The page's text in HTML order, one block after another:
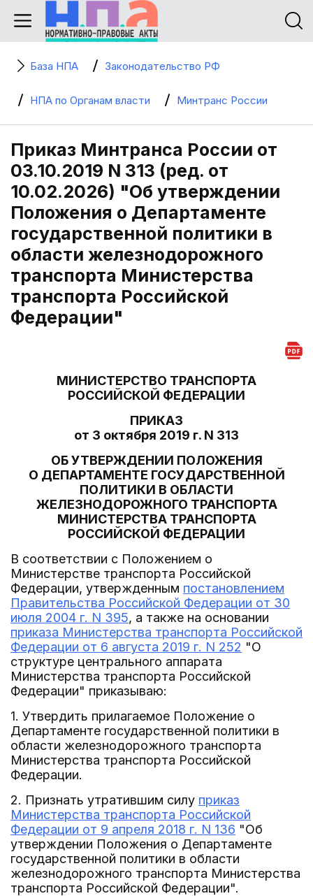
База НПА Законодательство РФ
НПА по Органам власти Минтранс России
Приказ Минтранса России от
03.10.2019 N 313 (ред. от
10.02.2026) "Об утверждении
Положения о Департаменте
государственной политики в
области железнодорожного
транспорта Министерства
транспорта Российской
Федерации"
МИНИСТЕРСТВО ТРАНСПОРТА
РОССИЙСКОЙ ФЕДЕРАЦИИ
ПРИКАЗ
от 3 октября 2019 г. N 313
ОБ УТВЕРЖДЕНИИ ПОЛОЖЕНИЯ
О ДЕПАРТАМЕНТЕ ГОСУДАРСТВЕННОЙ
ПОЛИТИКИ В ОБЛАСТИ
ЖЕЛЕЗНОДОРОЖНОГО ТРАНСПОРТА
МИНИСТЕРСТВА ТРАНСПОРТА
РОССИЙСКОЙ ФЕДЕРАЦИИ
В соответствии с Положением о
Министерстве транспорта Российской
Федерации, утвержденным постановлением
Правительства Российской Федерации от 30
июля 2004 г. N 395, а также на основании
приказа Министерства транспорта Российской
Федерации от 6 августа 2019 г. N 252 "О
структуре центрального аппарата
Министерства транспорта Российской
Федерации" приказываю:
1. Утвердить прилагаемое Положение о
Департаменте государственной политики в
области железнодорожного транспорта
Министерства транспорта Российской
Федерации.
2. Признать утратившим силу приказ
Министерства транспорта Российской
Федерации от 9 апреля 2018 г. N 136 "Об
утверждении Положения о Департаменте
государственной политики в области
железнодорожного транспорта Министерства
транспорта Российской Федерации".